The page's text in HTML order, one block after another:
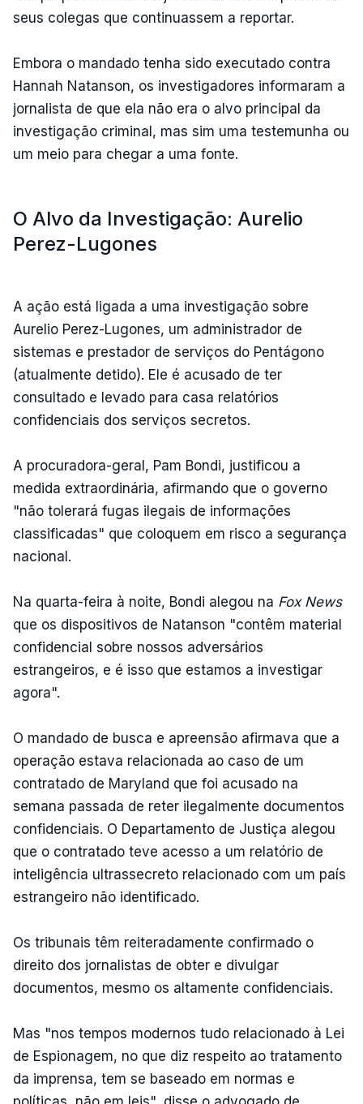
seus colegas que continuassem a reportar.
Embora o mandado tenha sido executado contra
Hannah Natanson, os investigadores informaram a
jornalista de que ela não era o alvo principal da
investigação criminal, mas sim uma testemunha ou
um meio para chegar a uma fonte.
O Alvo da Investigação: Aurelio
Perez-Lugones
A ação está ligada a uma investigação sobre
Aurelio Perez-Lugones, um administrador de
sistemas e prestador de serviços do Pentágono
(atualmente detido). Ele é acusado de ter
consultado e levado para casa relatórios
confidenciais dos serviços secretos.
A procuradora-geral, Pam Bondi, justificou a
medida extraordinária, afirmando que o governo
"não tolerará fugas ilegais de informações
classificadas" que coloquem em risco a segurança
nacional.
Na quarta-feira à noite, Bondi alegou na Fox News
que os dispositivos de Natanson "contêm material
confidencial sobre nossos adversários
estrangeiros, e é isso que estamos a investigar
agora".
O mandado de busca e apreensão afirmava que a
operação estava relacionada ao caso de um
contratado de Maryland que foi acusado na
semana passada de reter ilegalmente documentos
confidenciais. O Departamento de Justiça alegou
que o contratado teve acesso a um relatório de
inteligência ultrassecreto relacionado com um país
estrangeiro não identificado.
Os tribunais têm reiteradamente confirmado o
direito dos jornalistas de obter e divulgar
documentos, mesmo os altamente confidenciais.
Mas "nos tempos modernos tudo relacionado à Lei
de Espionagem, no que diz respeito ao tratamento
da imprensa, tem se baseado em normas e